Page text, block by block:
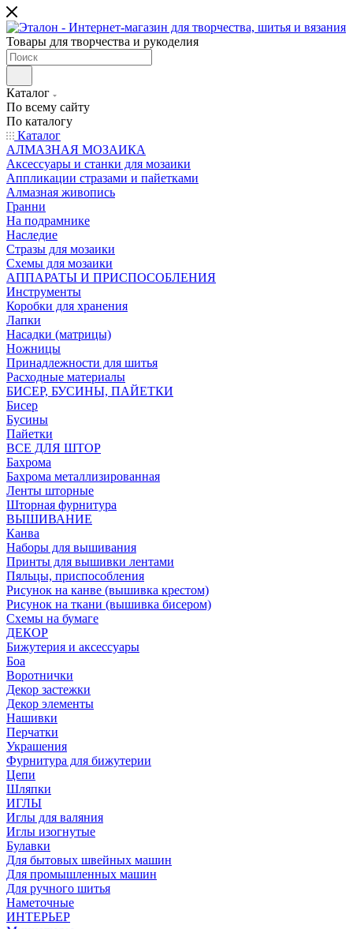
Товары для творчества и рукоделия
Каталог
По всему сайту
По каталогу
Каталог
АЛМАЗНАЯ МОЗАИКА
Аксессуары и станки для мозаики
Аппликации стразами и пайетками
Алмазная живопись
Гранни
На подрамнике
Наследие
Стразы для мозаики
Схемы для мозаики
АППАРАТЫ И ПРИСПОСОБЛЕНИЯ
Инструменты
Коробки для хранения
Лапки
Насадки (матрицы)
Ножницы
Принадлежности для шитья
Расходные материалы
БИСЕР, БУСИНЫ, ПАЙЕТКИ
Бисер
Бусины
Пайетки
ВСЕ ДЛЯ ШТОР
Бахрома
Бахрома металлизированная
Ленты шторные
Шторная фурнитура
ВЫШИВАНИЕ
Канва
Наборы для вышивания
Принты для вышивки лентами
Пяльцы, приспособления
Рисунок на канве (вышивка крестом)
Рисунок на ткани (вышивка бисером)
Схемы на бумаге
ДЕКОР
Бижутерия и аксессуары
Боа
Воротнички
Декор застежки
Декор элементы
Нашивки
Перчатки
Украшения
Фурнитура для бижутерии
Цепи
Шляпки
ИГЛЫ
Иглы для валяния
Иглы изогнутые
Булавки
Для бытовых швейных машин
Для промышленных машин
Для ручного шитья
Наметочные
ИНТЕРЬЕР